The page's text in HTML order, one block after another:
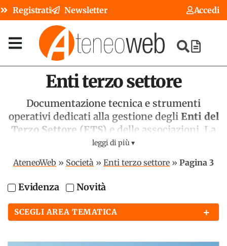
Registrati Newsletter Accedi
Enti terzo settore
Documentazione tecnica e strumenti
operativi dedicati alla gestione degli Enti del
Terzo Settore (ETS) e delle associazioni. La
sezione offre guide sulla riforma, software
per la redazione del bilancio sociale e modelli
per la gestione dei regimi fiscali agevolati,
supportando i professionisti
nell'applicazione della normativa del
e degli adempimenti tributari specifici per il
settore non profit.
leggi di più ▾
AteneoWeb » Società » Enti terzo settore » Pagina 3
Evidenza Novità
SCEGLI AREA TEMATICA +